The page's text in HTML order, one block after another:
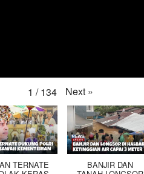
1 / 134 Next »
TERNATE BANJIR DAN